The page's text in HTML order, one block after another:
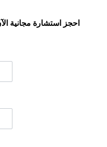
احجز استشارة مجانية الآن